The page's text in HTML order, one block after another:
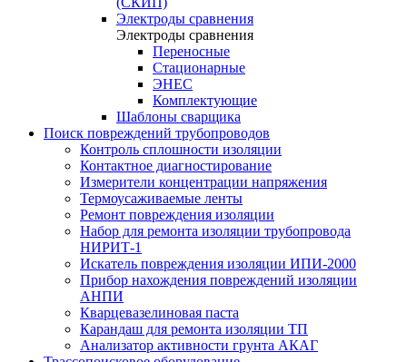
Электроды сравнения
Электроды сравнения
Переносные
Стационарные
ЭНЕС
Комплектующие
Шаблоны сварщика
Поиск повреждений трубопроводов
Контроль сплошности изоляции
Контактное диагностирование
Измерители концентрации напряжения
Термоусаживаемые ленты
Ремонт повреждения изоляции
Набор для ремонта изоляции трубопровода
НИРИТ-1
Искатель повреждения изоляции ИПИ-2000
Прибор нахождения повреждений изоляции
АНПИ
Кварцевазелиновая паста
Карандаш для ремонта изоляции ТП
Анализатор активности грунта АКАГ